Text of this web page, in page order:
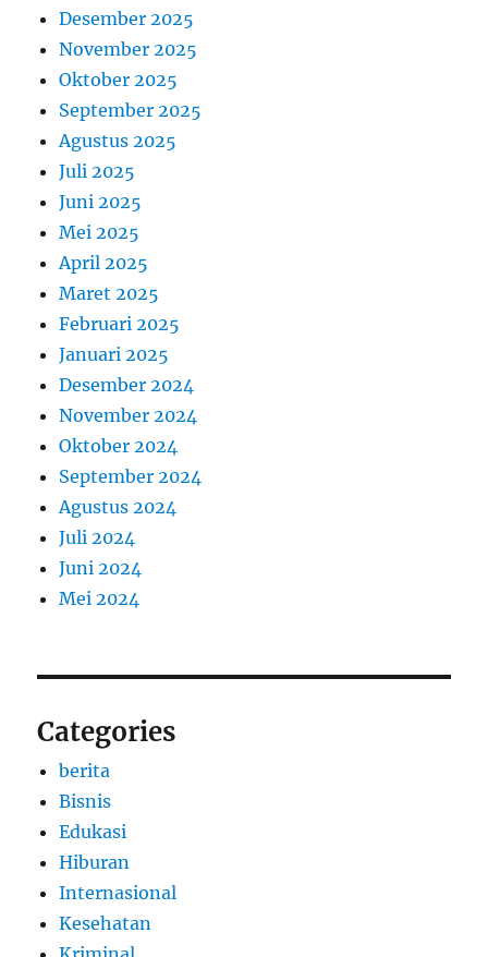
Desember 2025
November 2025
Oktober 2025
September 2025
Agustus 2025
Juli 2025
Juni 2025
Mei 2025
April 2025
Maret 2025
Februari 2025
Januari 2025
Desember 2024
November 2024
Oktober 2024
September 2024
Agustus 2024
Juli 2024
Juni 2024
Mei 2024
Categories
berita
Bisnis
Edukasi
Hiburan
Internasional
Kesehatan